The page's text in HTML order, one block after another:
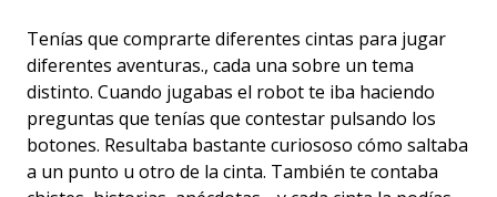
Tenías que comprarte diferentes cintas para jugar
diferentes aventuras., cada una sobre un tema
distinto. Cuando jugabas el robot te iba haciendo
preguntas que tenías que contestar pulsando los
botones. Resultaba bastante curiososo cómo saltaba
a un punto u otro de la cinta. También te contaba